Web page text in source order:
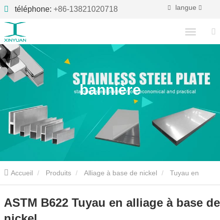
téléphone: +86-13821020718 langue
bannière
Accueil Produits Alliage à base de nickel Tuyau en
ASTM B622 Tuyau en alliage à base de